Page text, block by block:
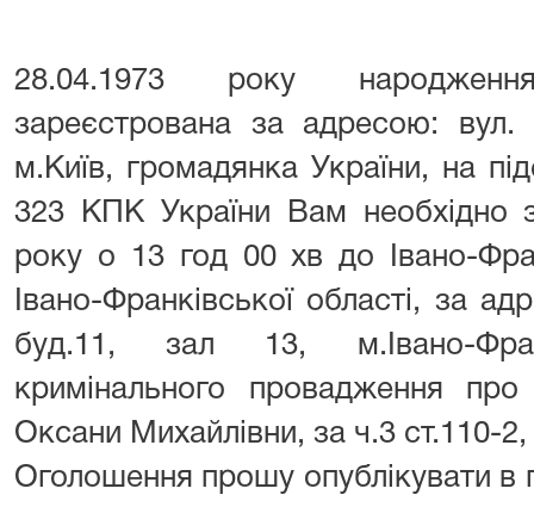
28.04.1973 року
зареєстрована за адресою:
м.Київ, громадянка України, на
323 КПК України Вам необхідно
року о 13 год 00 хв до Івано-
Івано-Франківської області, за
буд.11, зал 13, м.Івано-
кримінального провадження
Оксани Михайлівни, за ч.3 ст.110-
Оголошення прошу опублікувати в